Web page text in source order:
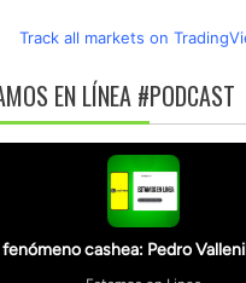
Track all markets on
EN LÍNEA #PODCAST